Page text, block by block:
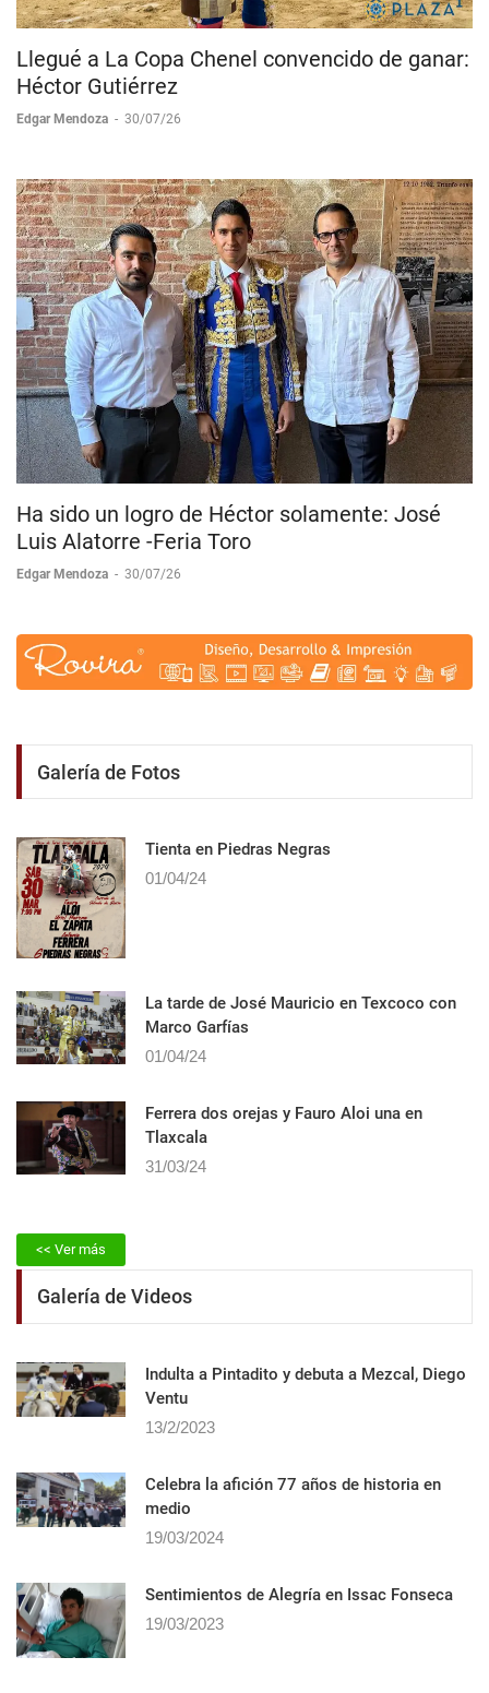
Llegué a La Copa Chenel convencido de ganar:
Héctor Gutiérrez
Edgar Mendoza - 30/07/26
Ha sido un logro de Héctor solamente: José
Luis Alatorre -Feria Toro
Edgar Mendoza - 30/07/26
Galería de Fotos
Tienta en Piedras Negras
01/04/24
La tarde de José Mauricio en Texcoco con
Marco Garfías
01/04/24
Ferrera dos orejas y Fauro Aloi una en
Tlaxcala
31/03/24
<< Ver más
Galería de Videos
Indulta a Pintadito y debuta a Mezcal, Diego
Ventu
13/2/2023
Celebra la afición 77 años de historia en
medio
19/03/2024
Sentimientos de Alegrí­a en Issac Fonseca
19/03/2023